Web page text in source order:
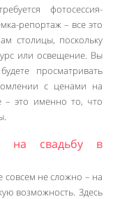
фотосессия-
репортаж – все это
столицы, поскольку
или освещение. Вы
просматривать
с ценами на
– это именно то, что
на свадьбу в
совсем не сложно – на
возможность. Здесь